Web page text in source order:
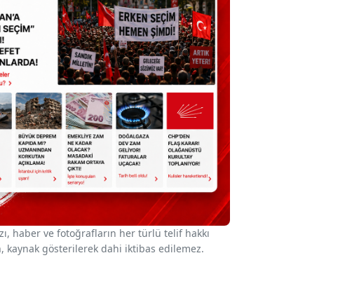
haber ve fotoğrafların her türlü telif hakkı
kaynak gösterilerek dahi iktibas edilemez.